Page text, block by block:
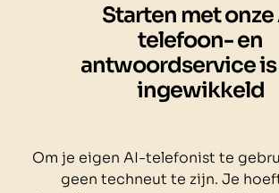
Starten met onze
telefoon- en
antwoordservice
ingewikkeld
Om je eigen AI-telefonist te
geen techneut te zijn. Je